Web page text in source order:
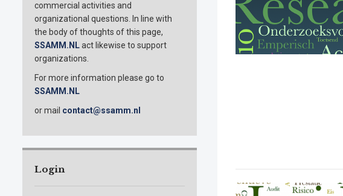
commercial activities and
organizational questions. In line with
the body of thoughts of this page,
SSAMM.NLact likewise to support
organizations.
For more information please go to
SSAMM.NL
or mail contact@ssamm.nl
Login